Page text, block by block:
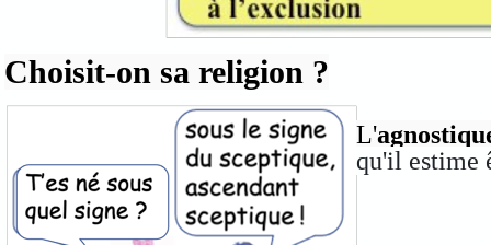
Choisit-on sa religion ?
L'
qu'il estime